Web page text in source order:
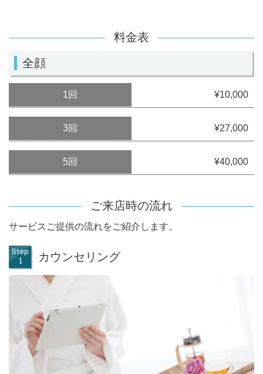
料金表
全顔
1回 ¥10,000
3回 ¥27,000
5回 ¥40,000
ご来店時の流れ
サービスご提供の流れをご紹介します。
カウンセリング